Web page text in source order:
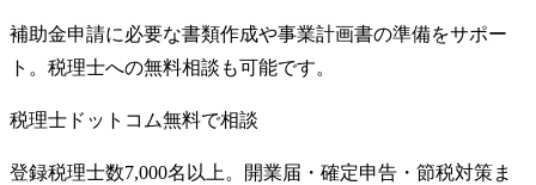
補助金申請に必要な書類作成や事業計画書の準備をサポー
ト。税理士への無料相談も可能です。
税理士ドットコム無料で相談
登録税理士数7,000名以上。開業届・確定申告・節税対策ま